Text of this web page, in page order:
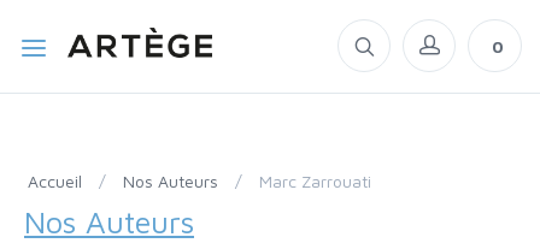
0
Accueil / Nos Auteurs / Marc Zarrouati
Nos Auteurs